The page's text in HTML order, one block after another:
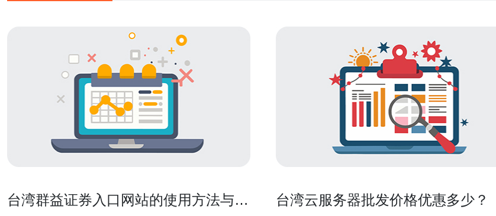
台湾群益证券入口网站的使用方法与注
台湾云服务器批发价格优惠多少？